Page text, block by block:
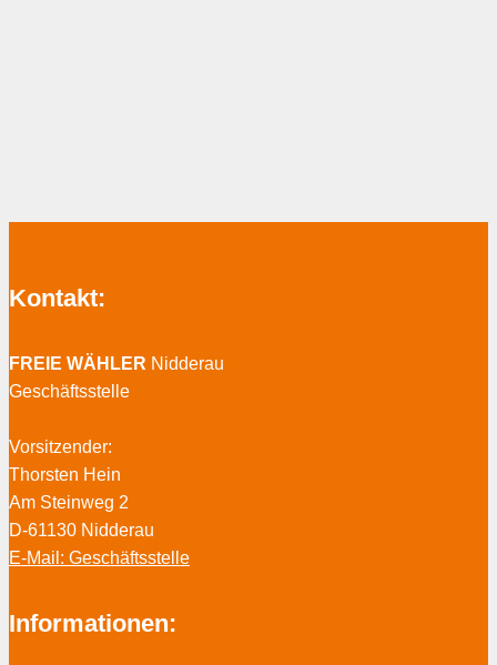
Kontakt:
FREIE WÄHLER Nidderau
Geschäftsstelle
Vorsitzender:
Thorsten Hein
Am Steinweg 2
D-61130 Nidderau
E-Mail: Geschäftsstelle
Informationen: